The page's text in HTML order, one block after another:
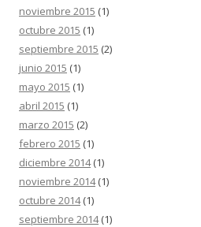
noviembre 2015 (1)
octubre 2015 (1)
septiembre 2015 (2)
junio 2015 (1)
mayo 2015 (1)
abril 2015 (1)
marzo 2015 (2)
febrero 2015 (1)
diciembre 2014(1)
noviembre 2014(1)
octubre 2014(1)
septiembre 2014(1)